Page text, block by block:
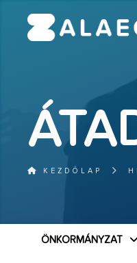
KEZDŐLAP
ÖNKORMÁNYZAT